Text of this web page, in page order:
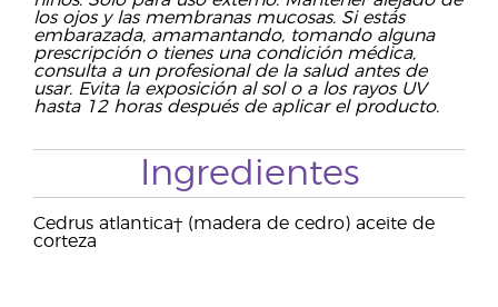
los ojos y las membranas mucosas. Si estás
embarazada, amamantando, tomando alguna
prescripción o tienes una condición médica,
consulta a un profesional de la salud antes de
usar. Evita la exposición al sol o a los rayos UV
hasta 12 horas después de aplicar el producto.
Ingredientes
Cedrus atlantica† (madera de cedro) aceite de
corteza